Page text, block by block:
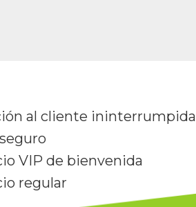
al cliente ininterrumpida
VIP de bienvenida
regular